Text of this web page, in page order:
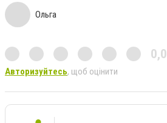
Ольга
0,0
Авторизуйтесь, щоб оцінити